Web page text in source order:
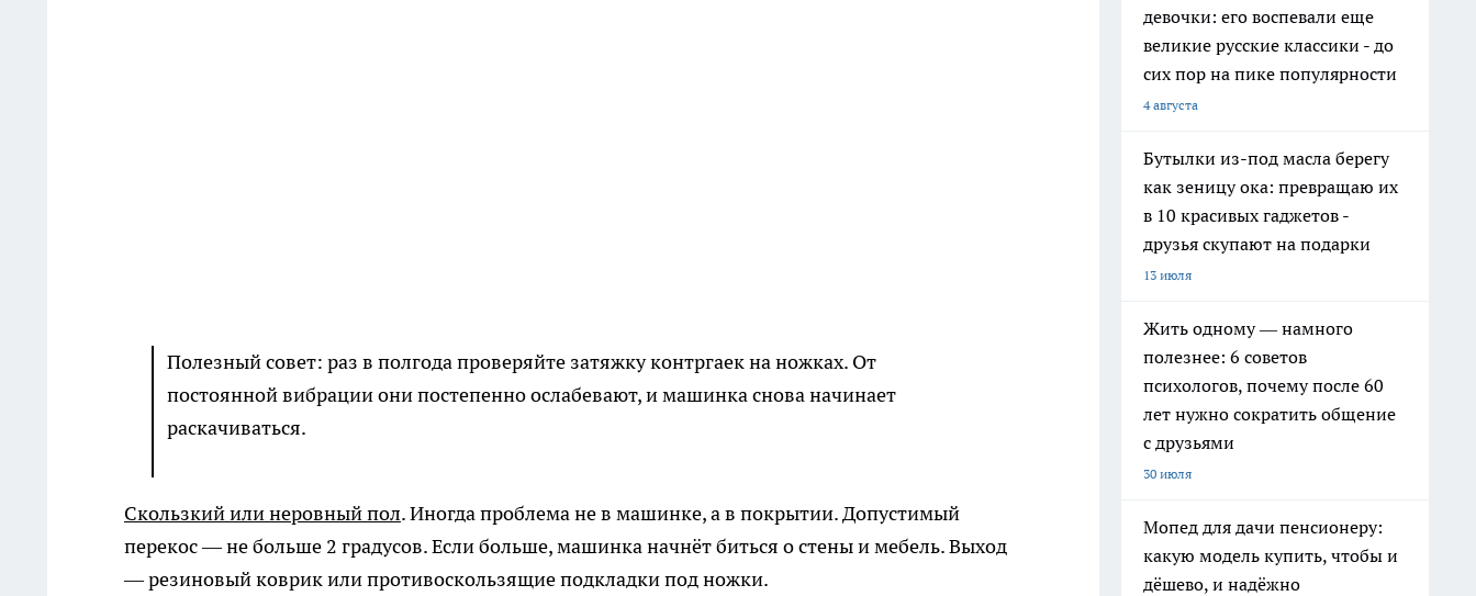
Полезный совет: раз в полгода проверяйте затяжку контргаек на ножках. От
постоянной вибрации они постепенно ослабевают, и машинка снова начинает
раскачиваться.
Скользкий или неровный пол. Иногда проблема не в машинке, а в покрытии. Допустимый
перекос — не больше 2 градусов. Если больше, машинка начнёт биться о стены и мебель. Выход
— резиновый коврик или противоскользящие подкладки под ножки.
девочки: его воспевали еще
великие русские классики - до
сих пор на пике популярности
4 августа
Бутылки из-под масла берегу
как зеницу ока: превращаю их
в 10 красивых гаджетов -
друзья скупают на подарки
13 июля
Жить одному — намного
полезнее: 6 советов
психологов, почему после 60
лет нужно сократить общение
с друзьями
30 июля
Мопед для дачи пенсионеру:
какую модель купить, чтобы и
дёшево, и надёжно